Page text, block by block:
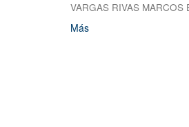
VARGAS RIVAS MARCOS
Más